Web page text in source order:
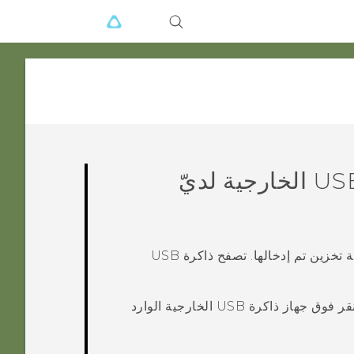
لماذا لا يمكنني الوصول إلى ذاكرة USB الخارجية لديّ
حاليًا، يمكنك فقط تصفح ذاكرة التخزين الداخلية للهاتف أو بطاقة تخزين تم إدخالها. تصفح ذاكرة USB
ثم انقر فوق جهاز ذاكرة USB الخارجية الوارد